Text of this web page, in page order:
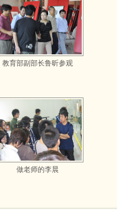
教育部副部长鲁昕参观
做老师的李晨